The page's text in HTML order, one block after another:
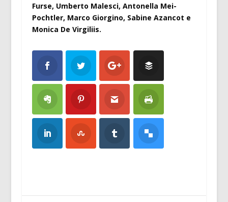
Furse, Umberto Malesci, Antonella Mei-
Pochtler, Marco Giorgino, Sabine Azancot e
Monica De Virgiliis.